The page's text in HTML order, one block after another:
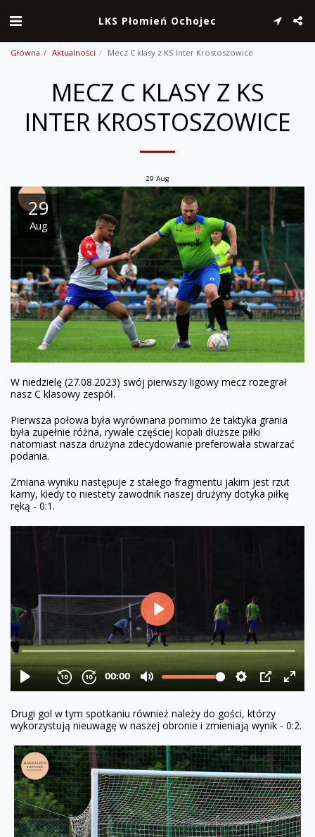
LKS Płomień Ochojec
Główna Aktualności Mecz C klasy z KS Inter Krostoszowice
MECZ C KLASY Z KS
INTER KROSTOSZOWICE
29 Aug
29
Aug
W niedzielę (27.08.2023) swój pierwszy ligowy mecz rozegrał
nasz C klasowy zespół.
Pierwsza połowa była wyrównana pomimo że taktyka grania
była zupełnie różna, rywale częściej kopali dłuższe piłki
natomiast nasza drużyna zdecydowanie preferowała stwarzać
podania.
Zmiana wyniku następuje z stałego fragmentu jakim jest rzut
karny, kiedy to niestety zawodnik naszej drużyny dotyka piłkę
ręką - 0:1.
Drugi gol w tym spotkaniu również należy do gości, którzy
wykorzystują nieuwagę w naszej obronie i zmieniają wynik - 0:2.